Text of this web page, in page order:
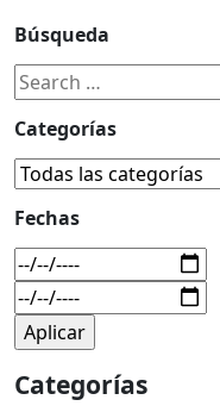
Búsqueda
Categorías
Fechas
Categorías